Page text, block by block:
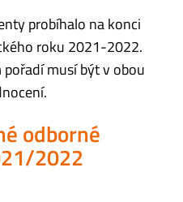
probíhalo na konci
roku 2021-2022.
musí být v obou
odborné
2022